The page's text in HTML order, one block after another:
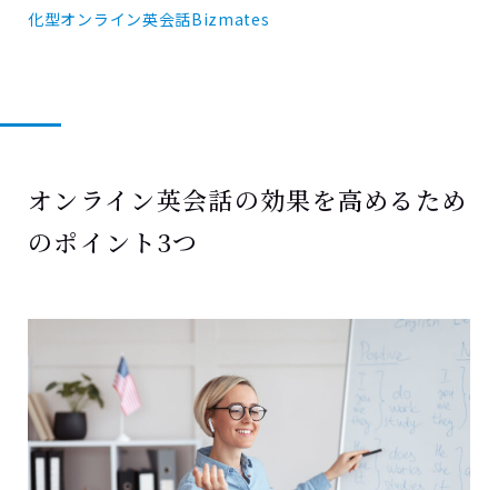
化型オンライン英会話Bizmates
オンライン英会話の効果を高めるため
のポイント3つ